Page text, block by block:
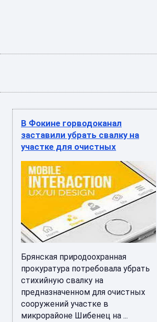
В Фокине горводоканал
заставили убрать свалку на
участке для очистных
Брянская природоохранная
прокуратура потребовала убрать
стихийную свалку на
предназначенном для очистных
сооружений участке в
микрорайоне Шибенец на ...